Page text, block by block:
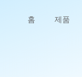
홈 제품